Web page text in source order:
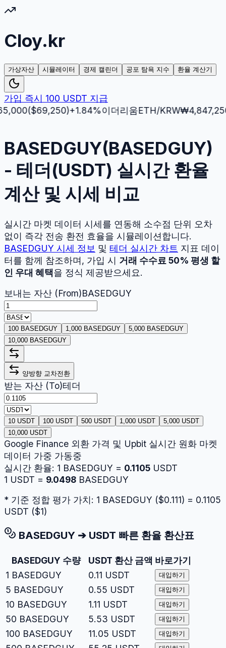
Cloy.kr
가상자산 시뮬레이터 경제 캘린더 공포 탐욕 지수 환율 계산기
가입 즉시 100 USDT 지급
($69,250)+1.84%이더리움ETH/KRW₩4,847,250($
BASEDGUY(BASEDGUY)
- 테더(USDT) 실시간 환율
계산 및 시세 비교
실시간 마켓 데이터 시세를 연동해 소수점 단위 오차
없이 즉각 전송 환전 효율을 시뮬레이션합니다.
BASEDGUY 시세 정보 및 테더 실시간 차트 지표 데이
터를 함께 참조하며, 가입 시 거래 수수료 50% 평생 할
인 우대 혜택을 정식 제공받으세요.
보내는 자산 (From)BASEDGUY
100 BASEDGUY 1,000 BASEDGUY
5,000 BASEDGUY
10,000 BASEDGUY
양방향 교차전환
받는 자산 (To)테더
10 USDT 100 USDT 500 USDT 1,000 USDT
5,000 USDT
10,000 USDT
Google Finance 외환 가격 및 Upbit 실시간 원화 마켓
데이터 가중 가동중
실시간 환율: 1 BASEDGUY = 0.1105 USDT
1 USDT = 9.0498 BASEDGUY
* 기준 정합 평가 가치: 1 BASEDGUY ($0.111) = 0.1105
USDT ($1)
BASEDGUY ➔ USDT 빠른 환율 환산표
BASEDGUY 수량 USDT 환산 금액 바로가기
1 BASEDGUY 0.11 USDT 대입하기
5 BASEDGUY 0.55 USDT 대입하기
10 BASEDGUY 1.11 USDT 대입하기
50 BASEDGUY 5.53 USDT 대입하기
100 BASEDGUY 11.05 USDT 대입하기